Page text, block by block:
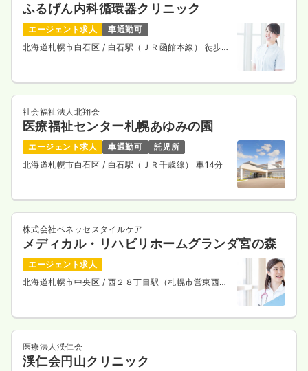
ふるげん内科循環器クリニック
エージェント求人
車通勤可
北海道札幌市白石区 / 白石駅（ＪＲ函館本線） 徒歩
社会福祉法人北翔会
医療福祉センター札幌あゆみの園
エージェント求人 車通勤可
託児所
北海道札幌市白石区 / 白石駅（ＪＲ千歳線） 車14分
株式会社ベネッセスタイルケア
メディカル・リハビリホームグランダ宮の森
エージェント求人
北海道札幌市中央区 / 西２８丁目駅（札幌市営東西
医療法人渓仁会
渓仁会円山クリニック